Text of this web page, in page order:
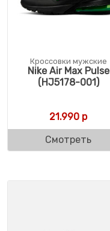
Кроссовки мужские
Nike Air Max Pulse
(HJ5178-001)
21.990 р
Смотреть